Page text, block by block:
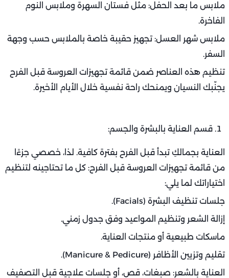
ملابس ما بعد الحفل: مثل فستان السهرة وملابس النوم
الفاخرة.
ملابس شهر العسل: تجهيز حقيبة خاصة بالملابس حسب وجهة
السفر.
تنظيم هذه العناصر ضمن قائمة تجهيزات العروسة قبل الفرح
يجنّبك النسيان ويمنحك راحة نفسية خلال الأيام الأخيرة.
قسم العناية بالبشرة والجسم:
العناية بجمالكِ تبدأ قبل الفرح بفترة كافية. لذا، خصصي جزءًا
من قائمة تجهيزات العروسة قبل الفرح: كل ما تحتاجينه لتنظيم
اختياراتك لما يلي:
جلسات تنظيف البشرة (Facials).
إزالة الشعر وتنظيم المواعيد وفق جدول زمني.
ماسكات طبيعية أو منتجات العناية.
تقليم وتزيين الأظافر (Manicure & Pedicure).
العناية بالشعر: صبغات، قص، أو جلسات علاجية قبل التصفيف